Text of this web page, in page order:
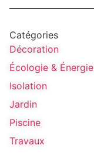
Catégories
Décoration
Écologie & Énergie
Isolation
Jardin
Piscine
Travaux